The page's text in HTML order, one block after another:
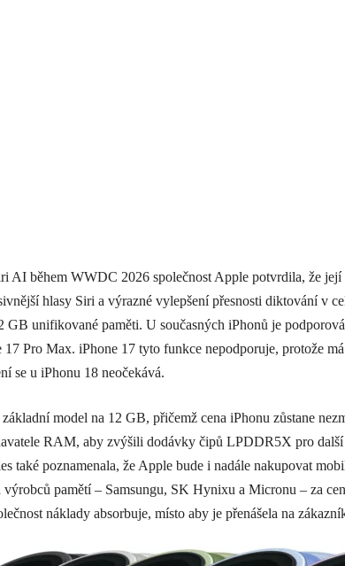
AI během WWDC 2026 společnost Apple potvrdila, že
hlasy Siri a výrazné vylepšení přesnosti diktování v
GB unifikované paměti. U současných iPhonů je
17 Pro Max. iPhone 17 tyto funkce nepodporuje, protože
se u iPhonu 18 neočekává.
model na 12 GB, přičemž cena iPhonu zůstane
RAM, aby zvýšili dodávky čipů LPDDR5X pro další
také poznamenala, že Apple bude i nadále nakupovat
pamětí – Samsungu, SK Hynixu a Micronu – za
náklady absorbuje, místo aby je přenášela na